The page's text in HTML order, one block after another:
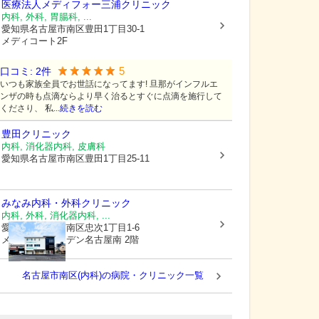
医療法人メディフォー三浦クリニック
内科, 外科, 胃腸科, ...
愛知県名古屋市南区豊田1丁目30-1
メディコート2F
口コミ: 2件 5
いつも家族全員でお世話になってます! 旦那がインフルエ
ンザの時も点滴ならより早く治るとすぐに点滴を施行して
くださり、 私...続きを読む
豊田クリニック
内科, 消化器内科, 皮膚科
愛知県名古屋市南区豊田1丁目25-11
みなみ内科・外科クリニック
内科, 外科, 消化器内科, ...
愛知県名古屋市南区忠次1丁目1-6
メディカルガーデン名古屋南 2階
名古屋市南区(内科)の病院・クリニック一覧